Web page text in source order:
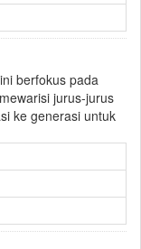
berfokus pada
jurus-jurus
ke generasi untuk